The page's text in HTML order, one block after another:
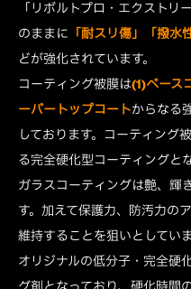
「リボルトプロ・エクストリ
のままに 「耐スリ傷」「撥水
どが強化されています。
コーティング被膜は(1)ベース
ーバートップコートからなる
しております。コーティング
る完全硬化型コーティングとな
ガラスコーティングは艶、輝
す。加えて保護力、防汚力の
維持することを狙いとしてい
オリジナルの低分子・完全硬
グ剤となっており、硬化時間